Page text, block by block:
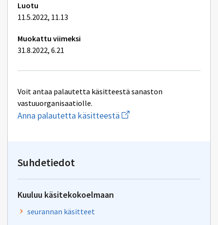
Luotu
11.5.2022, 11.13
Muokattu viimeksi
31.8.2022, 6.21
Voit antaa palautetta käsitteestä sanaston
vastuuorganisaatiolle.
Anna palautetta käsitteestä Aloita
uuden
Suhdetiedot
Kuuluu käsitekokoelmaan
seurannan käsitteet